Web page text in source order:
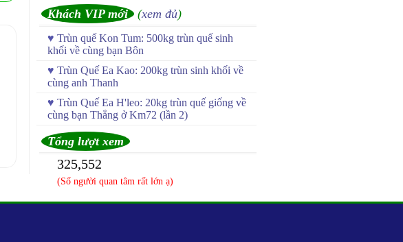
Khách VIP mới (xem đủ)
♥ Trùn quế Kon Tum: 500kg trùn quế sinh
khối về cùng bạn Bôn
♥ Trùn Quế Ea Kao: 200kg trùn sinh khối về
cùng anh Thanh
♥ Trùn Quế Ea H'leo: 20kg trùn quế giống về
cùng bạn Thắng ở Km72 (lần 2)
Tổng lượt xem
325,552
(Số người quan tâm rất lớn ạ)